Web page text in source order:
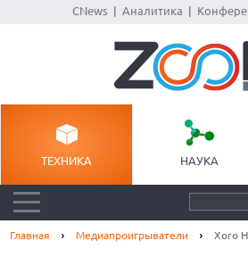
CNews| Аналитика
ТЕХНИКА НАУКА
Главная Медиапроигрыватели Xoro